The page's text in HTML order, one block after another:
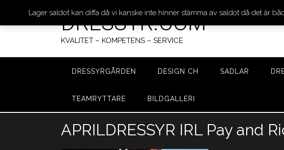
Hoppa
DRESSYR.COM
KVALITET – KOMPETENS – SERVICE
DRESSYRGÅRDEN DESIGN CH SADLAR
TEAMRYTTARE BILDGALLERI
APRILDRESSYR IRL Pay and
Lager saldot kan diffa då vi kanske inte hinner stämma av saldot då det är